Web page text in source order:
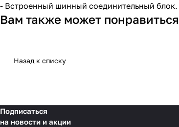
- Встроенный шинный соединительный блок.
Вам также может понравиться
Назад к списку
Подписаться
на новости и акции